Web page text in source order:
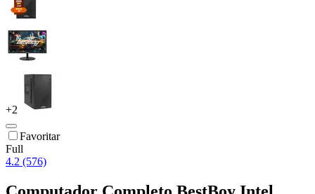
+2
Favoritar
Full
4.2 (576)